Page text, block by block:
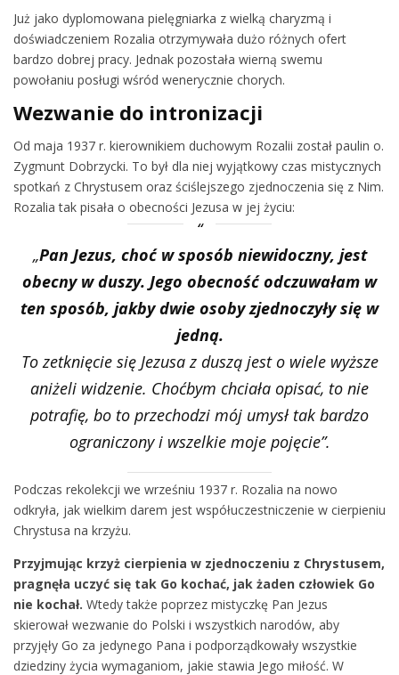
Już jako dyplomowana pielęgniarka z wielką charyzmą i
doświadczeniem Rozalia otrzymywała dużo różnych ofert
bardzo dobrej pracy. Jednak pozostała wierną swemu
powołaniu posługi wśród wenerycznie chorych.
Wezwanie do intronizacji
Od maja 1937 r. kierownikiem duchowym Rozalii został paulin o.
Zygmunt Dobrzycki. To był dla niej wyjątkowy czas mistycznych
spotkań z Chrystusem oraz ściślejszego zjednoczenia się z Nim.
Rozalia tak pisała o obecności Jezusa w jej życiu:
„Pan Jezus, choć w sposób niewidoczny, jest
obecny w duszy. Jego obecność odczuwałam w
ten sposób, jakby dwie osoby zjednoczyły się w
jedną.
To zetknięcie się Jezusa z duszą jest o wiele wyższe
aniżeli widzenie. Choćbym chciała opisać, to nie
potrafię, bo to przechodzi mój umysł tak bardzo
ograniczony i wszelkie moje pojęcie”.
Podczas rekolekcji we wrześniu 1937 r. Rozalia na nowo
odkryła, jak wielkim darem jest współuczestniczenie w cierpieniu
Chrystusa na krzyżu.
Przyjmując krzyż cierpienia w zjednoczeniu z Chrystusem,
pragnęła uczyć się tak Go kochać, jak żaden człowiek Go
nie kochał. Wtedy także poprzez mistyczkę Pan Jezus
skierował wezwanie do Polski i wszystkich narodów, aby
przyjęły Go za jedynego Pana i podporządkowały wszystkie
dziedziny życia wymaganiom, jakie stawia Jego miłość. W